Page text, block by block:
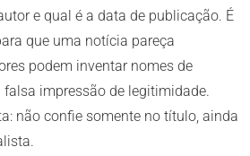
e qual é a data de publicação. É
que uma notícia pareça
podem inventar nomes de
impressão de legitimidade.
não confie somente no título, ainda